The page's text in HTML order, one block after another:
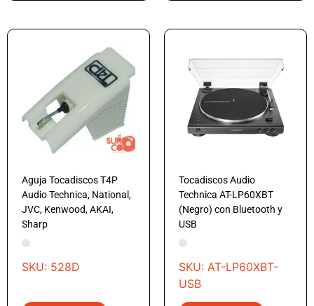
Aguja Tocadiscos T4P
Audio Technica, National,
JVC, Kenwood, AKAI,
Sharp
SKU: 528D
Tocadiscos Audio
Technica AT-LP60XBT
(Negro) con Bluetooth y
USB
SKU: AT-LP60XBT-
USB